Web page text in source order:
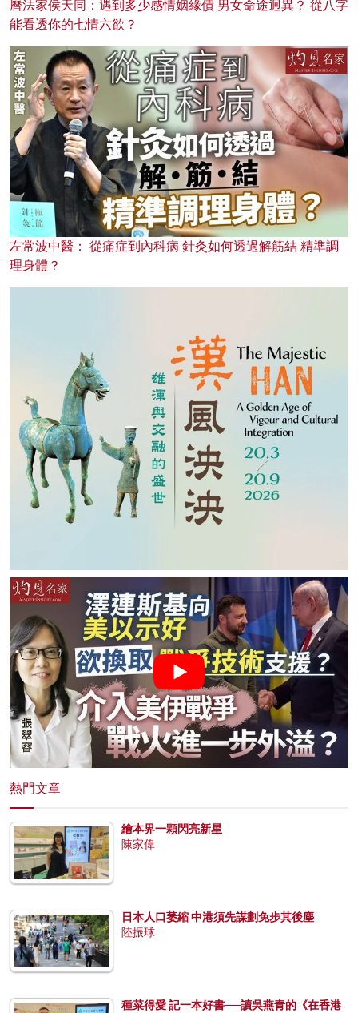
曆法家侯天同：遇到多少感情姻緣債 男女命途迥異？ 從八字
能看透你的七情六欲？
左常波中醫： 從痛症到內科病 針灸如何透過解筋結 精準調
理身體？
熱門文章
繪本界一顆閃亮新星
陳家偉
日本人口萎縮 中港須先謀劃免步其後塵
陸振球
種菜得愛 記一本好書──讀吳燕青的《在香港